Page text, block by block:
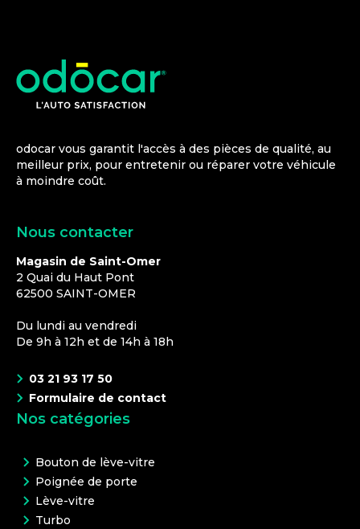
odocar vous garantit l'accès à des pièces de qualité, au
meilleur prix, pour entretenir ou réparer votre véhicule
à moindre coût.
Nous contacter
Magasin de Saint-Omer
2 Quai du Haut Pont
62500 SAINT-OMER
Du lundi au vendredi
De 9h à 12h et de 14h à 18h
03 21 93 17 50
Formulaire de contact
Nos catégories
Bouton de lève-vitre
Poignée de porte
Lève-vitre
Turbo